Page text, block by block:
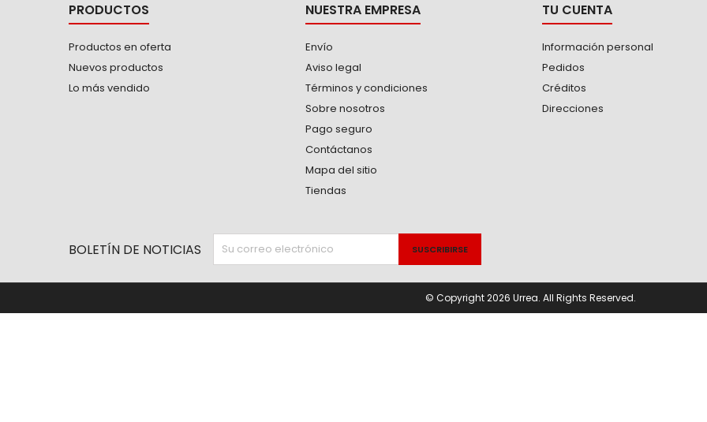
PRODUCTOS
Productos en oferta
Nuevos productos
Lo más vendido
NUESTRA EMPRESA
Envío
Aviso legal
Términos y condiciones
Sobre nosotros
Pago seguro
Contáctanos
Mapa del sitio
Tiendas
TU CUENTA
Información personal
Pedidos
Créditos
Direcciones
BOLETÍN DE NOTICIAS
© Copyright 2026 Urrea. All Rights Reserved.